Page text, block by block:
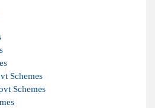
Schemes
Schemes